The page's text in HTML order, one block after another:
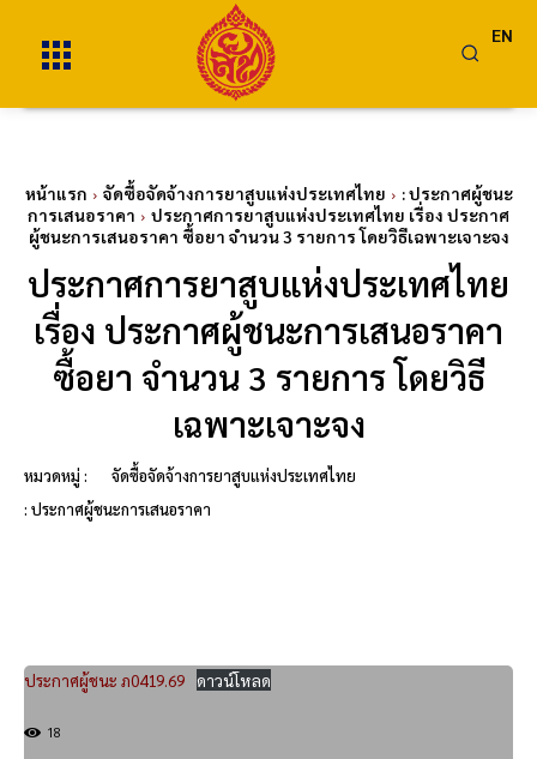
EN
หน้าแรก จัดซื้อจัดจ้างการยาสูบแห่งประเทศไทย
: ประกาศผู้ชนะ
การเสนอราคา
ประกาศการยาสูบแห่งประเทศไทย เรื่อง ประกาศ
ผู้ชนะการเสนอราคา ซื้อยา จำนวน 3 รายการ โดยวิธีเฉพาะเจาะจง
ประกาศการยาสูบแห่งประเทศไทย
เรื่อง ประกาศผู้ชนะการเสนอราคา
ซื้อยา จำนวน 3 รายการ โดยวิธี
เฉพาะเจาะจง
หมวดหมู่ :
จัดซื้อจัดจ้างการยาสูบแห่งประเทศไทย
: ประกาศผู้ชนะการเสนอราคา
ประกาศผู้ชนะ ภ0419.69 ดาวน์โหลด
18